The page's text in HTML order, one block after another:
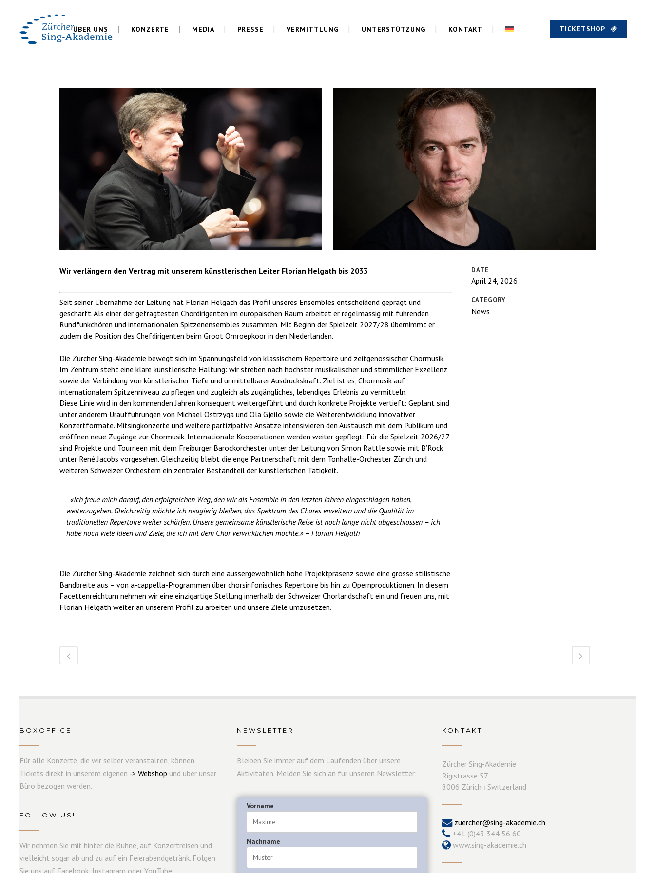
TICKETSHOP
ÜBER UNS KONZERTE MEDIA PRESSE VERMITTLUNG UNTERSTÜTZUNG KONTAKT
Wir verlängern den Vertrag mit unserem künstlerischen Leiter Florian Helgath bis 2033
Seit seiner Übernahme der Leitung hat Florian Helgath das Profil unseres Ensembles entscheidend geprägt und
geschärft. Als einer der gefragtesten Chordirigenten im europäischen Raum arbeitet er regelmässig mit führenden
Rundfunkchören und internationalen Spitzenensembles zusammen. Mit Beginn der Spielzeit 2027/28 übernimmt er
zudem die Position des Chefdirigenten beim Groot Omroepkoor in den Niederlanden.
Die Zürcher Sing-Akademie bewegt sich im Spannungsfeld von klassischem Repertoire und zeitgenössischer Chormusik.
Im Zentrum steht eine klare künstlerische Haltung: wir streben nach höchster musikalischer und stimmlicher Exzellenz
sowie der Verbindung von künstlerischer Tiefe und unmittelbarer Ausdruckskraft. Ziel ist es, Chormusik auf
internationalem Spitzenniveau zu pflegen und zugleich als zugängliches, lebendiges Erlebnis zu vermitteln.
Diese Linie wird in den kommenden Jahren konsequent weitergeführt und durch konkrete Projekte vertieft: Geplant sind
unter anderem Uraufführungen von Michael Ostrzyga und Ola Gjeilo sowie die Weiterentwicklung innovativer
Konzertformate. Mitsingkonzerte und weitere partizipative Ansätze intensivieren den Austausch mit dem Publikum und
eröffnen neue Zugänge zur Chormusik. Internationale Kooperationen werden weiter gepflegt: Für die Spielzeit 2026/27
sind Projekte und Tourneen mit dem Freiburger Barockorchester unter der Leitung von Simon Rattle sowie mit B’Rock
unter René Jacobs vorgesehen. Gleichzeitig bleibt die enge Partnerschaft mit dem Tonhalle-Orchester Zürich und
weiteren Schweizer Orchestern ein zentraler Bestandteil der künstlerischen Tätigkeit.
«Ich freue mich darauf, den erfolgreichen Weg, den wir als Ensemble in den letzten Jahren eingeschlagen haben,
weiterzugehen. Gleichzeitig möchte ich neugierig bleiben, das Spektrum des Chores erweitern und die Qualität im
traditionellen Repertoire weiter schärfen. Unsere gemeinsame künstlerische Reise ist noch lange nicht abgeschlossen – ich
habe noch viele Ideen und Ziele, die ich mit dem Chor verwirklichen möchte.» – Florian Helgath
Die Zürcher Sing-Akademie zeichnet sich durch eine aussergewöhnlich hohe Projektpräsenz sowie eine grosse stilistische
Bandbreite aus – von a-cappella-Programmen über chorsinfonisches Repertoire bis hin zu Opernproduktionen. In diesem
Facettenreichtum nehmen wir eine einzigartige Stellung innerhalb der Schweizer Chorlandschaft ein und freuen uns, mit
Florian Helgath weiter an unserem Profil zu arbeiten und unsere Ziele umzusetzen.
DATE
April 24, 2026
CATEGORY
News
BOXOFFICE
Für alle Konzerte, die wir selber veranstalten, können
Tickets direkt in unserem eigenen ->Webshop und über unser
Büro bezogen werden.
FOLLOW US!
Wir nehmen Sie mit hinter die Bühne, auf Konzertreisen und
vielleicht sogar ab und zu auf ein Feierabendgetränk. Folgen
Sie uns auf Facebook, Instagram oder YouTube
NEWSLETTER
Bleiben Sie immer auf dem Laufenden über unsere
Aktivitäten. Melden Sie sich an für unseren Newsletter:
Vorname
Nachname
KONTAKT
Zürcher Sing-Akademie
Rigistrasse 57
8006 Zürich ⏐ Switzerland
zuercher@sing-akademie.ch
+41 (0)43 344 56 60
www.sing-akademie.ch